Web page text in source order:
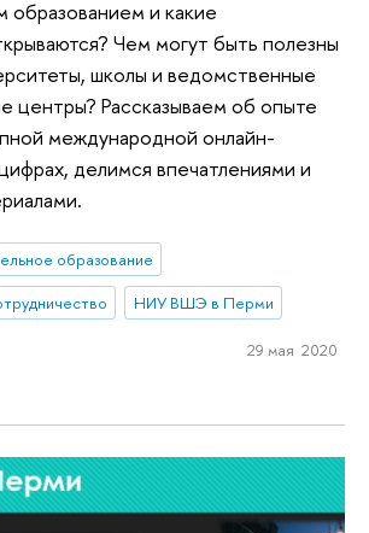
образованием и какие
Чем могут быть полезны
школы и ведомственные
центры? Рассказываем об опыте
международной онлайн-
делимся впечатлениями и
образование
НИУ ВШЭ в Перми
29 мая 2020